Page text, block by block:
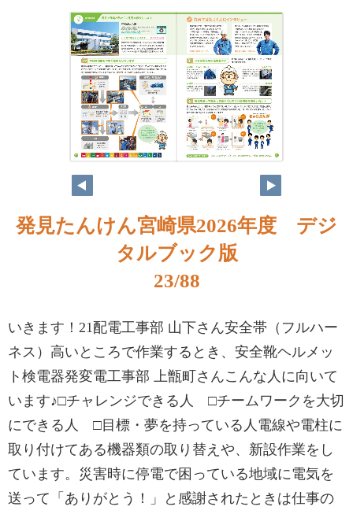
発見たんけん宮崎県2026年度 デジ
タルブック版
23/88
いきます！21配電工事部 山下さん安全帯（フルハー
ネス）高いところで作業するとき、安全靴ヘルメッ
ト検電器発変電工事部 上甑町さんこんな人に向いて
います♪□チャレンジできる人 □チームワークを大切
にできる人 □目標・夢を持っている人電線や電柱に
取り付けてある機器類の取り替えや、新設作業をし
ています。災害時に停電で困っている地域に電気を
送って「ありがとう！」と感謝されたときは仕事の